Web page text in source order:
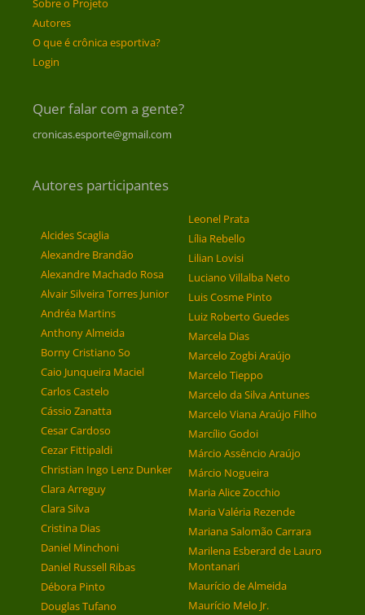
Sobre o Projeto
Autores
O que é crônica esportiva?
Login
Quer falar com a gente?
cronicas.esporte@gmail.com
Autores participantes
Alcides Scaglia
Alexandre Brandão
Alexandre Machado Rosa
Alvair Silveira Torres Junior
Andréa Martins
Anthony Almeida
Borny Cristiano So
Caio Junqueira Maciel
Carlos Castelo
Cássio Zanatta
Cesar Cardoso
Cezar Fittipaldi
Christian Ingo Lenz Dunker
Clara Arreguy
Clara Silva
Cristina Dias
Daniel Minchoni
Daniel Russell Ribas
Débora Pinto
Douglas Tufano
Leonel Prata
Lília Rebello
Lilian Lovisi
Luciano Villalba Neto
Luis Cosme Pinto
Luiz Roberto Guedes
Marcela Dias
Marcelo Zogbi Araújo
Marcelo Tieppo
Marcelo da Silva Antunes
Marcelo Viana Araújo Filho
Marcílio Godoi
Márcio Assêncio Araújo
Márcio Nogueira
Maria Alice Zocchio
Maria Valéria Rezende
Mariana Salomão Carrara
Marilena Esberard de Lauro
Montanari
Maurício de Almeida
Maurício Melo Jr.